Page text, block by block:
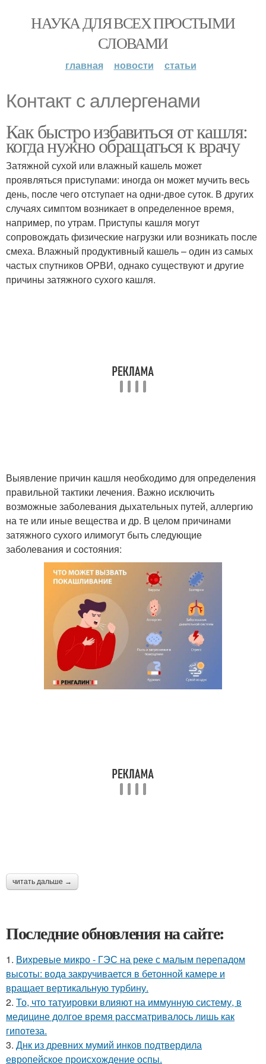
НАУКА ДЛЯ ВСЕХ ПРОСТЫМИ
СЛОВАМИ
главная новости статьи
Контакт с аллергенами
Как быстро избавиться от кашля:
когда нужно обращаться к врачу
Затяжной сухой или влажный кашель может
проявляться приступами: иногда он может мучить весь
день, после чего отступает на одни-двое суток. В других
случаях симптом возникает в определенное время,
например, по утрам. Приступы кашля могут
сопровождать физические нагрузки или возникать после
смеха. Влажный продуктивный кашель – один из самых
частых спутников ОРВИ, однако существуют и другие
причины затяжного сухого кашля.
Выявление причин кашля необходимо для определения
правильной тактики лечения. Важно исключить
возможные заболевания дыхательных путей, аллергию
на те или иные вещества и др. В целом причинами
затяжного сухого илимогут быть следующие
заболевания и состояния:
читать дальше →
Последние обновления на сайте:
1. Вихревые микро - ГЭС на реке с малым перепадом
высоты: вода закручивается в бетонной камере и
вращает вертикальную турбину.
2. То, что татуировки влияют на иммунную систему, в
медицине долгое время рассматривалось лишь как
гипотеза.
3. Днк из древних мумий инков подтвердила
европейское происхождение оспы.